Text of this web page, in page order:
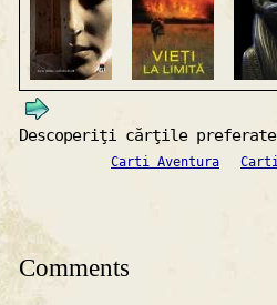
Descoperiţi cărţile
Carti Aventura
Comments